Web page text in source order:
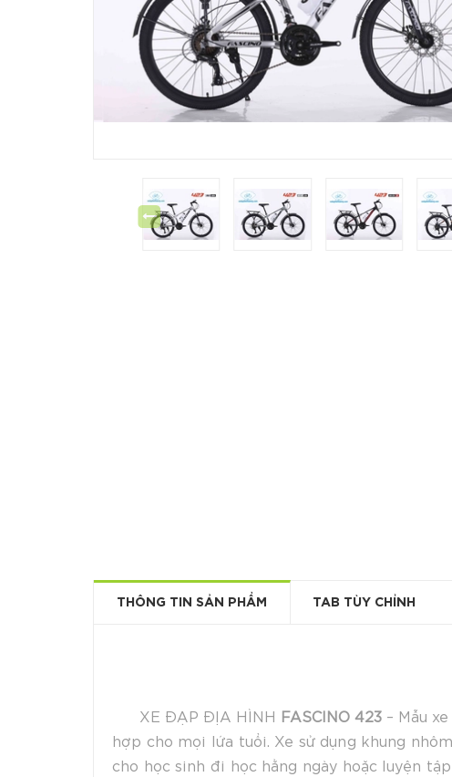
THÔNG TIN SẢN PHẨM TAB TÙY CHỈNH
XE ĐẠP ĐỊA HÌNH FASCINO 423 – Mẫu
hợp cho mọi lứa tuổi. Xe sử dụng khung
cho học sinh đi học hằng ngày hoặc luyện